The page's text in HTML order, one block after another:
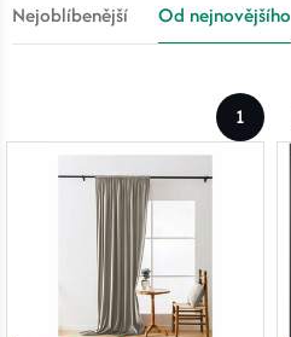
Nejoblíbenější Od nejnovějšího
1